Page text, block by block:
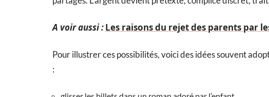
A voir aussi :Les raisons du rejet des parents par
Pour illustrer ces possibilités, voici des idées souvent
: